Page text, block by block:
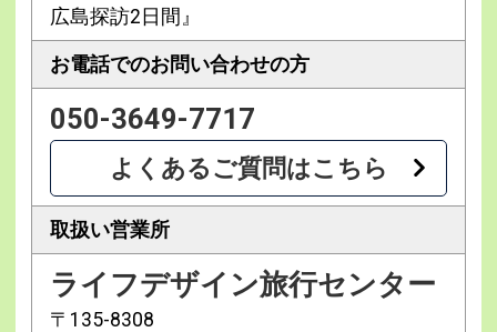
広島探訪2日間』
お電話でのお問い合わせの方
050-3649-7717
よくあるご質問はこちら
取扱い営業所
ライフデザイン旅行センター
〒135-8308